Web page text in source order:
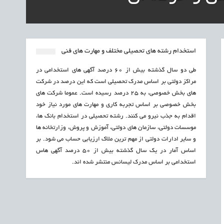
استخدام رشته های تحصیلی مختلف و مهارت های فنی
طی دو سال گذشته بیش از 60 درصد آگهی های استخدامی در
مراکز دولتی بر اساس مدرک تحصیلی است که این درصد در شرکت
های بخش خصوصی، به 25 درصد رسیده است. عموما شرکت های
بخش خصوصی بر اساس تجربه کاری و مهارت های مورد نیاز خود
اقدام به جذب نیرو می کنند. رشته تحصیلی در استخدام بانک ها،
موسسات دولتی، سازمان های دولتی، آموزش و پروش، وزارتخانه ها
و سایر ادارات دولتی از مهم ترین ملاک ارزیابی حساب می شود. بر
اساس آمار در یک سال گذشته بیش از 50 درصد آگهی هاس
استخدامی بر اساس مدرک لیسانس منتشر شده اند.